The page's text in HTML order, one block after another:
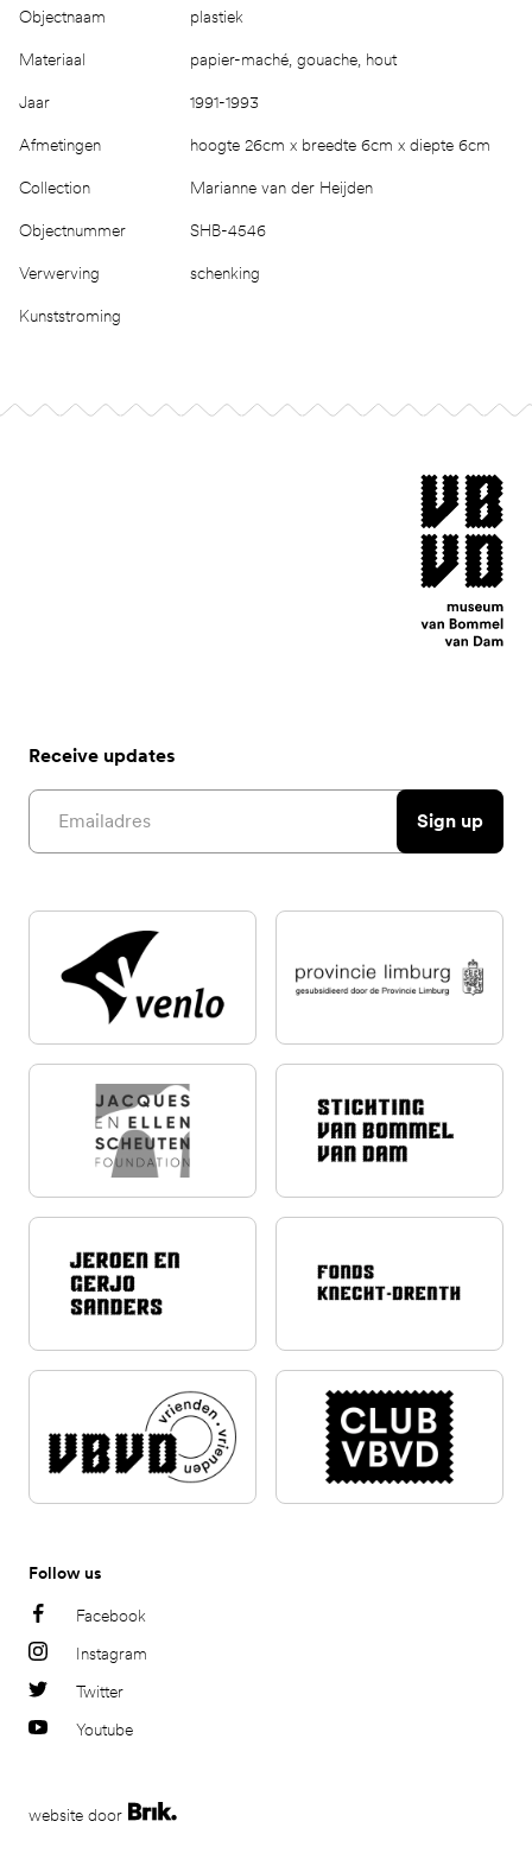
Objectnaam plastiek
Materiaal papier-maché, gouache, hout
Jaar 1991-1993
Afmetingen hoogte 26cm x breedte 6cm x diepte 6cm
Collection Marianne van der Heijden
Objectnummer SHB-4546
Verwerving schenking
Kunststroming
museum van
Receive updates
Email address
Sign up
Follow us
Facebook
Instagram
Twitter
Youtube
website door